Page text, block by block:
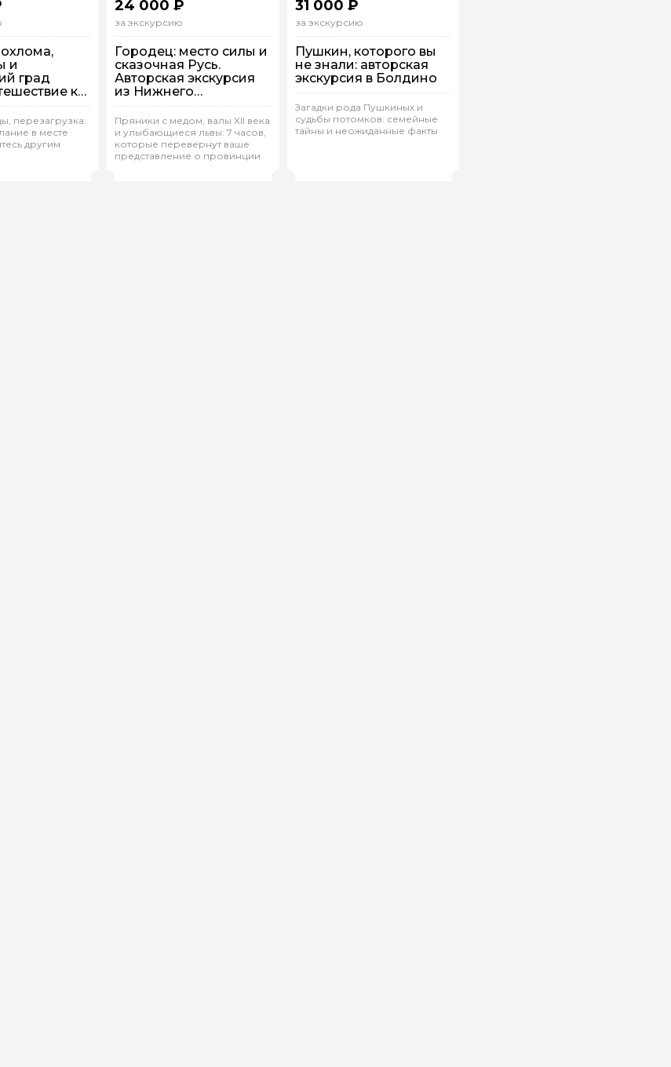
и
град
к
из
перезагрузка:
в месте
другим
24 000 ₽
за экскурсию
Городец: место силы и
сказочная Русь.
Авторская экскурсия
из Нижнего
Новгорода
Пряники с медом, валы XII века
и улыбающиеся львы: 7 часов,
которые перевернут ваше
представление о провинции
Елена.У 875 0)
Индивидуальная
На машине
31 000 ₽
за экскурсию
Пушкин, которого вы
не знали: авторская
экскурсия в Болдино
Загадки рода Пушкиных и
судьбы потомков: семейные
тайны и неожиданные факты
Индивидуальная
На автобусе
гиду